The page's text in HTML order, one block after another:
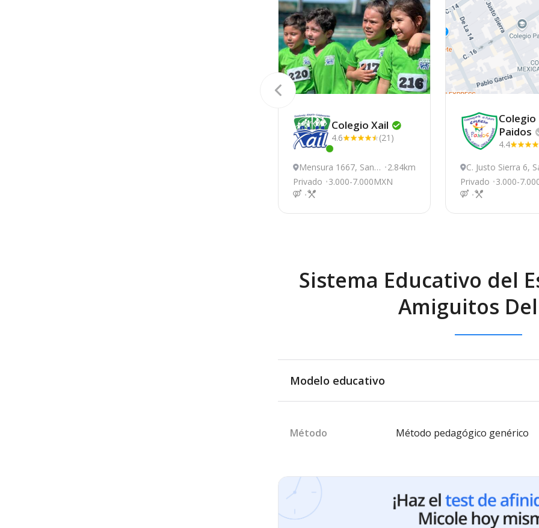
Colegio Xail
4.6 (21)
Mensura 1667, San F
rancisco de Campec
he
2.84km
Privado
3.000-7.000MXN
Colegio
Paidos
4.4
C. Justo Sierra 6,
Francisco de
che
Privado
3.000-
Sistema Educativo del
Amiguitos
Modelo educativo
Método Método pedagógico genérico